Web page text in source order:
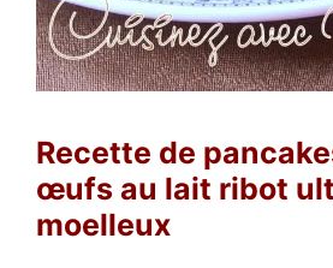
Recette de
œufs au lait ribot
moelleux